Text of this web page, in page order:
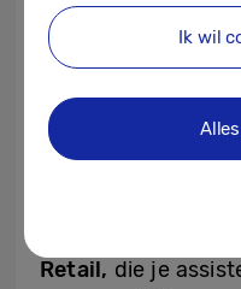
om de spullen op
verplaatsen. De
zoals het
en het uitzoeken
Retail, die je
Ik wil